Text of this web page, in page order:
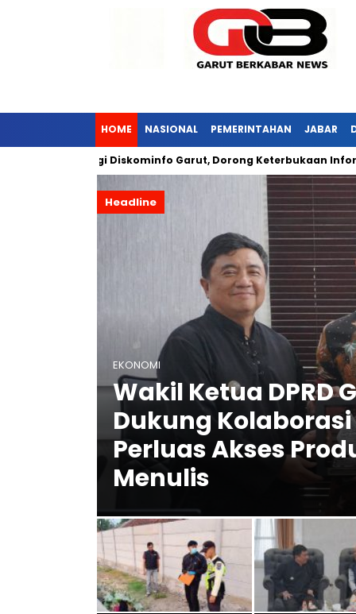
HOME NASIONAL PEMERINTAHAN JABAR
Diskominfo Garut, Dorong Keterbukaan Informasi
Wakil Ketua DPRD
Dukung Kolaborasi
Perluas Akses Produk
Menulis